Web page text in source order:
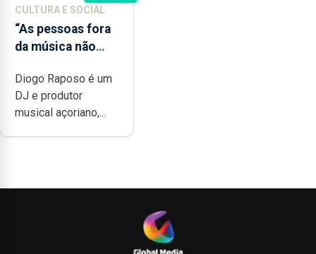
CULTURA E SOCIAL
“As pessoas fora
da música não
quão difícil é
produzir uma
música”
Diogo Raposo é um
DJ e produtor
musical açoriano,...